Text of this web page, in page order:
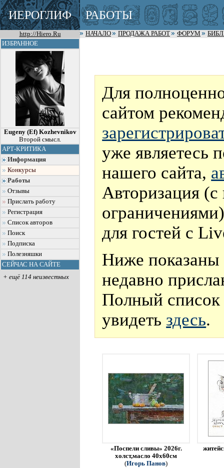
ИЕРОГЛИФ РАБОТЫ
http://Hiero.Ru НАЧАЛО ПРОДАЖА РАБОТ ФОРУМ
ИЗБРАННОЕ
Eugeny (Ef) Kozhevnikov
Второй смысл.
АРТ-КРИТИКА
Информация
Конкурсы
Работы
Отзывы
Прислать работу
Регистрация
Список авторов
Поиск
Подписка
Полезняшки
СЕЙЧАС НА САЙТЕ
+ ещё 114 неизвестных
Для
сайтом
уже являетесь
нашего сайта,
Авторизация
для гостей с
Ниже показаны
недавно
Полный
увидеть здесь.
«Поспели сливы» 2026г.
холст,масло 40х60см
(Игорь Панов)